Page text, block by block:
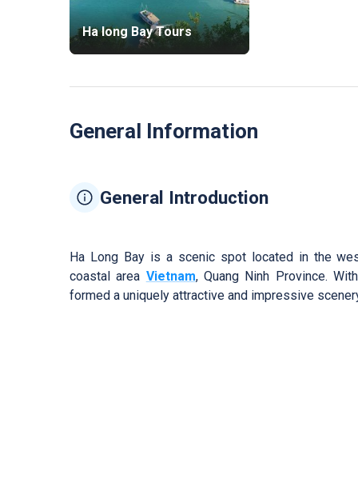
Ha long Bay Tours
General Information
General Introduction
Ha Long Bay is a scenic spot located in the
coastal area Vietnam, Quang Ninh Province.
formed a uniquely attractive and impressive